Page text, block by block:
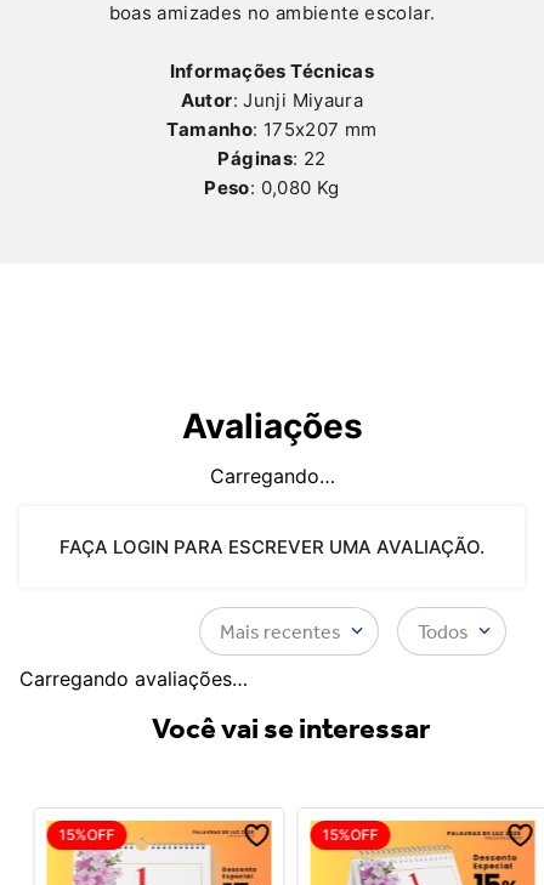
boas amizades no ambiente escolar.
Informações Técnicas
Autor: Junji Miyaura
Tamanho: 175x207 mm
Páginas: 22
Peso: 0,080 Kg
Avaliações
Carregando…
FAÇA LOGIN PARA ESCREVER UMA AVALIAÇÃO.
Mais recentes Todos
Carregando avaliações…
Você vai se interessar
15%OFF 15%OFF